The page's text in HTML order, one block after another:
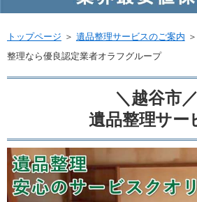
トップページ ＞ 遺品整理サービスのご案内 ＞
整理なら優良認定業者オラフグループ
＼越谷市／
遺品整理サー